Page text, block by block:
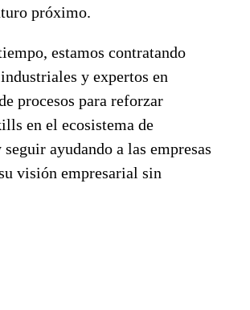
próximo.
estamos contratando
y expertos en
procesos para reforzar
en el ecosistema de
ayudando a las empresas
visión empresarial sin